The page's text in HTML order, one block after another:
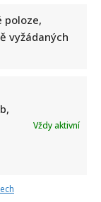
poloze,
vyžádaných
Vždy aktivní